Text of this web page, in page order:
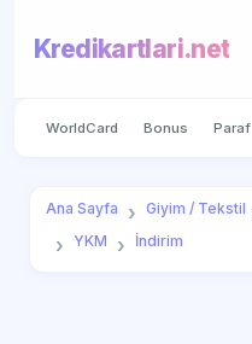
Kredikartlari.net
WorldCard Bonus Paraf
Ana Sayfa Giyim / Tekstil
YKM
İndirim